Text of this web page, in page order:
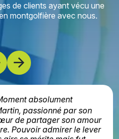
de clients ayant vécu une
montgolfière avec nous.
absolument
passionné par son
de partager son amour
Pouvoir admirer le lever